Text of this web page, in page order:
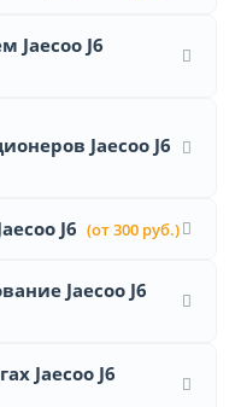
Jaecoo J6
Jaecoo J6
J6 (от 300 руб.)
Jaecoo J6
Jaecoo J6